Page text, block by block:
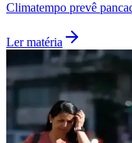
Climatempo prevê
Ler matéria